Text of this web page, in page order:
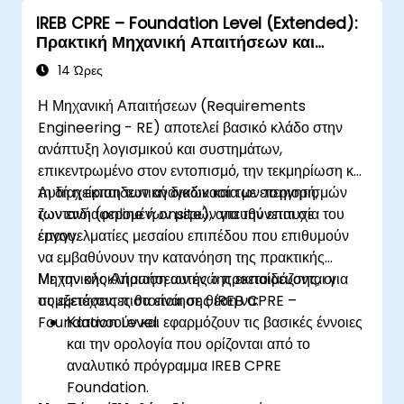
διδάγματα σε τοπικές πρωτοβουλίες.
IREB CPRE – Foundation Level (Extended):
Πρακτική Μηχανική Απαιτήσεων και
Προετοιμασία για την Πιστοποίηση
14 Ώρες
Η Μηχανική Απαιτήσεων (Requirements
Engineering - RE) αποτελεί βασικό κλάδο στην
ανάπτυξη λογισμικού και συστημάτων,
επικεντρωμένο στον εντοπισμό, την τεκμηρίωση και
τη διαχείριση των αναγκών και των περιορισμών
των ενδιαφερομένων μερών για την επιτυχία του
έργου.
Αυτή η εκπαιδευτική διαδικασία με εισηγητή,
ζωντανή (online ή onsite), απευθύνεται σε
επαγγελματίες μεσαίου επιπέδου που επιθυμούν
να εμβαθύνουν την κατανόηση της πρακτικής
Μηχανικής Απαιτήσεων ενώ προετοιμάζονται για
τις εξετάσεις πιστοποίησης IREB CPRE –
Foundation Level.
Με την ολοκλήρωση αυτής της εκπαίδευσης, οι
συμμετέχοντες θα είναι σε θέση να:
Κατανοούν και εφαρμόζουν τις βασικές έννοιες
και την ορολογία που ορίζονται από το
αναλυτικό πρόγραμμα IREB CPRE
Foundation.